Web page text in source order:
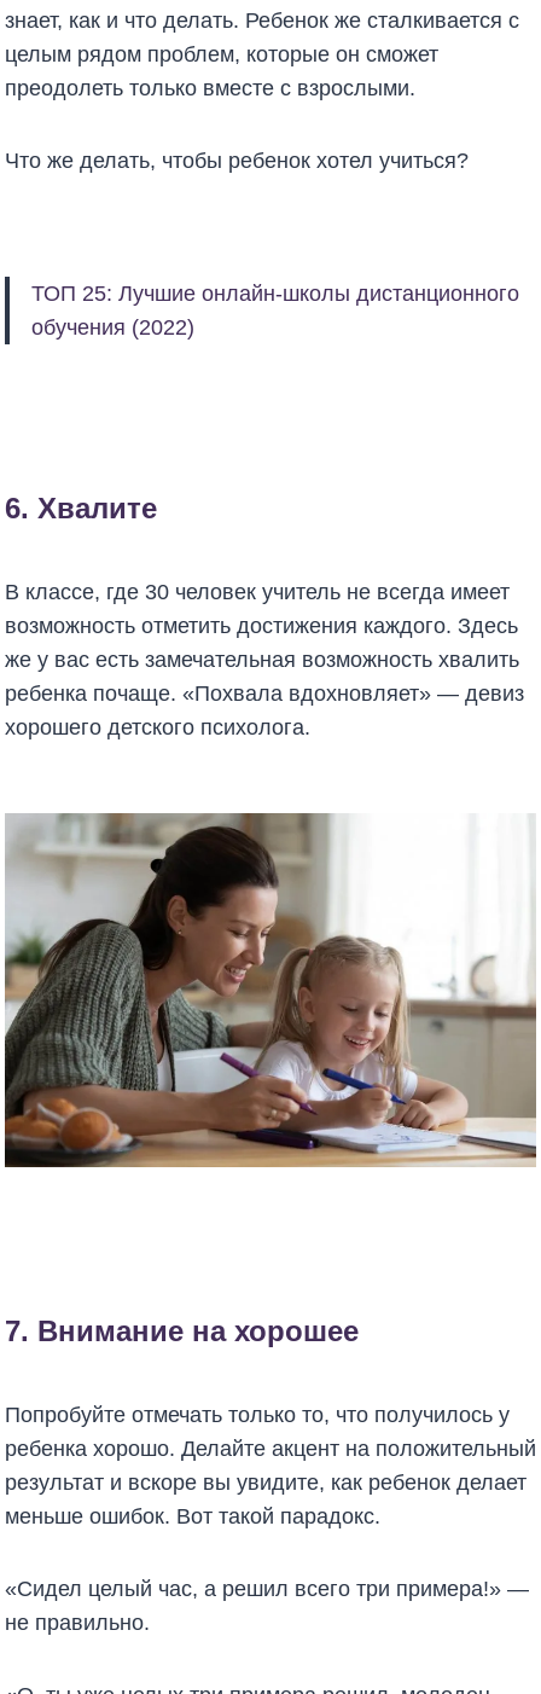
знает, как и что делать. Ребенок же сталкивается с
целым рядом проблем, которые он сможет
преодолеть только вместе с взрослыми.
Что же делать, чтобы ребенок хотел учиться?
ТОП 25: Лучшие онлайн-школы дистанционного
обучения (2022)
6. Хвалите
В классе, где 30 человек учитель не всегда имеет
возможность отметить достижения каждого. Здесь
же у вас есть замечательная возможность хвалить
ребенка почаще. «Похвала вдохновляет» — девиз
хорошего детского психолога.
7. Внимание на хорошее
Попробуйте отмечать только то, что получилось у
ребенка хорошо. Делайте акцент на положительный
результат и вскоре вы увидите, как ребенок делает
меньше ошибок. Вот такой парадокс.
«Сидел целый час, а решил всего три примера!» —
не правильно.